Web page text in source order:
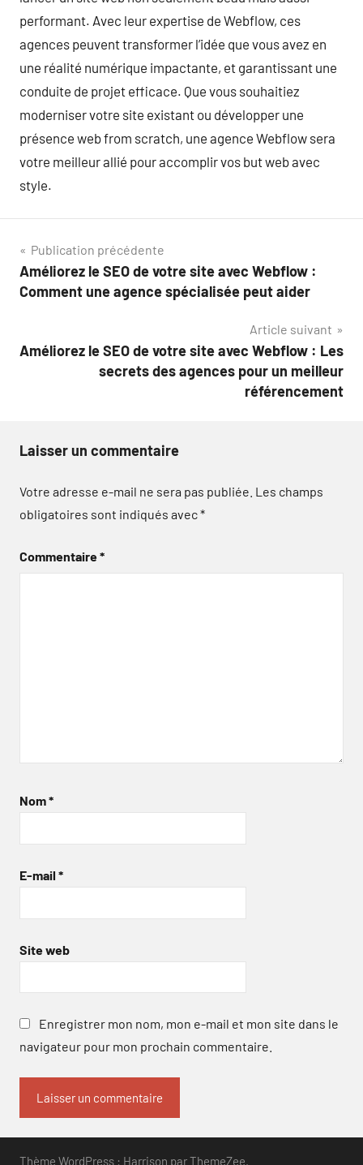
performant. Avec leur expertise de Webflow, ces
agences peuvent transformer l’idée que vous avez en
une réalité numérique impactante, et garantissant une
conduite de projet efficace. Que vous souhaitiez
moderniser votre site existant ou développer une
présence web from scratch, une agence Webflow sera
votre meilleur allié pour accomplir vos but web avec
style.
Navigation
de
Publication précédente
Améliorez le SEO de votre site avec Webflow :
Comment une agence spécialisée peut aider
Article suivant
Améliorez le SEO de votre site avec Webflow : Les
secrets des agences pour un meilleur
référencement
Laisser un commentaire
Votre adresse e-mail ne sera pas publiée. Les champs
obligatoires sont indiqués avec*
Commentaire*
Nom*
E-mail *
Site web
Enregistrer mon nom, mon e-mail et mon site dans le
navigateur pour mon prochain commentaire.
Thème WordPress : Harrison par ThemeZee.